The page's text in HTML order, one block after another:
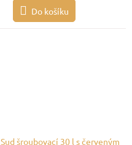
Do košíku
Sud šroubovací 30 l s červeným